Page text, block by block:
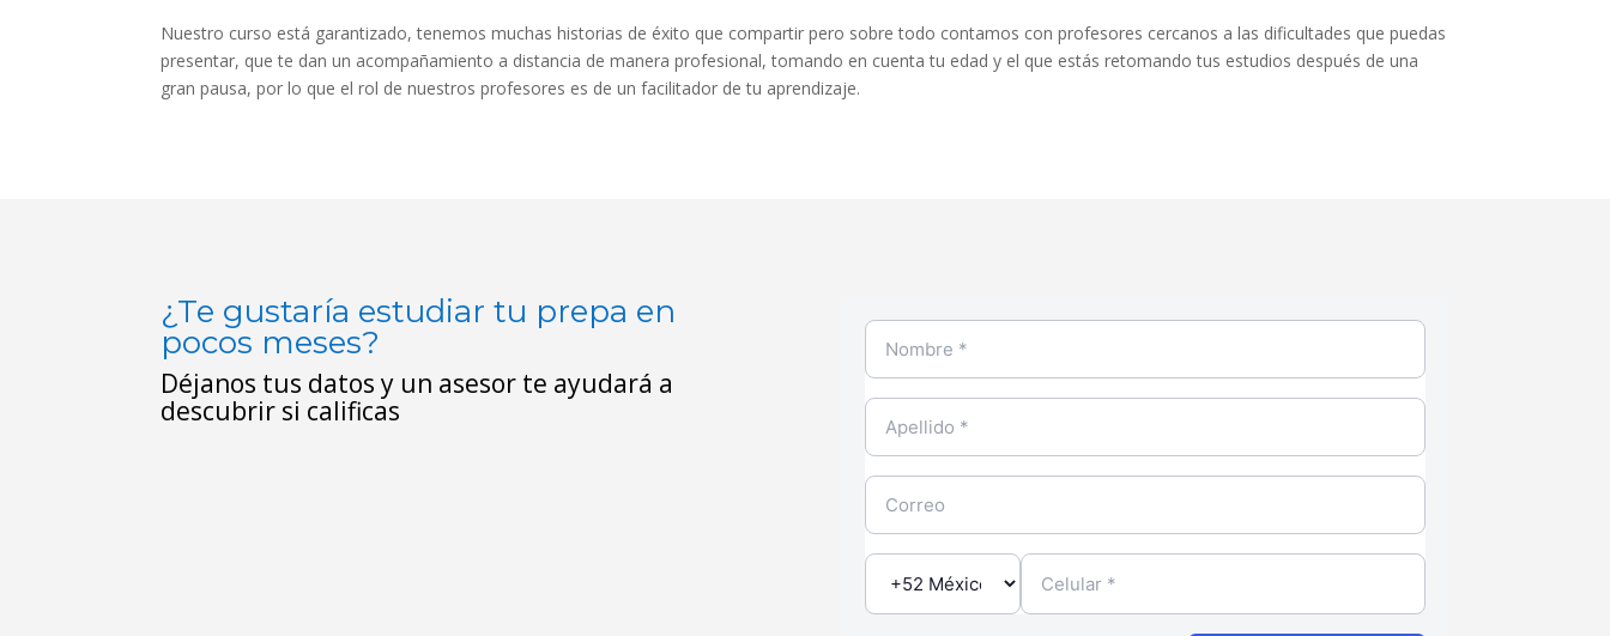
Nuestro curso está garantizado, tenemos muchas historias de éxito que compartir pero sobre todo contamos con profesores cercanos a las dificultades que puedas
presentar, que te dan un acompañamiento a distancia de manera profesional, tomando en cuenta tu edad y el que estás retomando tus estudios después de una
gran pausa, por lo que el rol de nuestros profesores es de un facilitador de tu aprendizaje.
¿Te gustaría estudiar tu prepa en
pocos meses?
Déjanos tus datos y un asesor te ayudará a
descubrir si calificas